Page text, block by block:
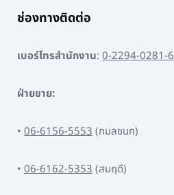
ช่องทางติดต่อ
เบอร์โทรสำนักงาน: 0-2294-0281-6
ฝ่ายขาย:
• 06-6156-5553 (กมลชนก)
• 06-6162-5353 (สมฤดี)